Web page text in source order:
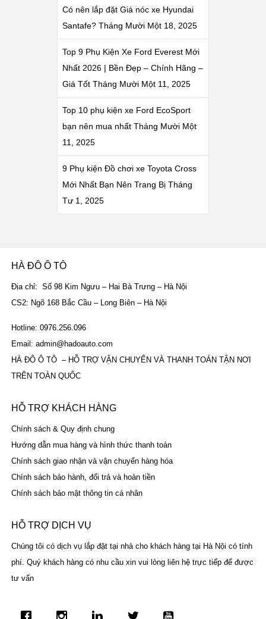
Có nên lắp đặt Giá nóc xe Hyundai
Santafe? Tháng Mười Một 18, 2025
Top 9 Phụ Kiện Xe Ford Everest Mới
Nhất 2026 | Bền Đẹp – Chính Hãng –
Giá Tốt Tháng Mười Một 11, 2025
Top 10 phụ kiện xe Ford EcoSport
bạn nên mua nhất Tháng Mười Một
11, 2025
9 Phụ kiện Đồ chơi xe Toyota Cross
Mới Nhất Bạn Nên Trang Bị Tháng
Tư 1, 2025
HÀ ĐÔ Ô TÔ
Địa chỉ: Số 98 Kim Ngưu – Hai Bà Trưng – Hà Nội
CS2: Ngõ 168 Bắc Cầu – Long Biên – Hà Nội
Hotline: 0976.256.096
Email: admin@hadoauto.com
HÀ ĐÔ Ô TÔ – HỖ TRỢ VẬN CHUYỂN VÀ THANH TOÁN TẬN NƠI
TRÊN TOÀN QUỐC
HỖ TRỢ KHÁCH HÀNG
Chính sách & Quy định chung
Hướng dẫn mua hàng và hình thức thanh toán
Chính sách giao nhận và vận chuyển hàng hóa
Chính sách bảo hành, đổi trả và hoàn tiền
Chính sách bảo mật thông tin cá nhân
HỖ TRỢ DỊCH VỤ
Chúng tôi có dịch vụ lắp đặt tại nhà cho khách hàng tại Hà Nội có tính
phí. Quý khách hàng có nhu cầu xin vui lòng liên hệ trực tiếp để được
tư vấn